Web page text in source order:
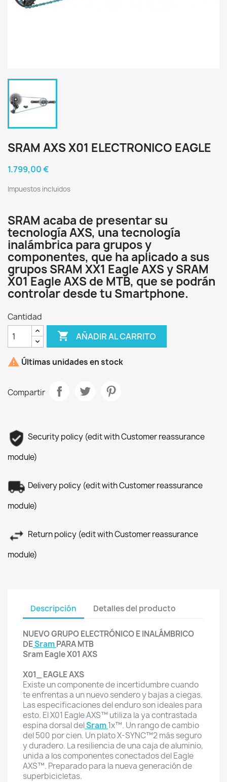
SRAM AXS X01 ELECTRONICO EAGLE
1.799,00 €
Impuestos incluidos
SRAM acaba de presentar su
tecnología AXS, una tecnología
inalámbrica para grupos y
componentes, que ha aplicado a sus
grupos SRAM XX1 Eagle AXS y SRAM
X01 Eagle AXS de MTB, que se podrán
controlar desde tu Smartphone.
Cantidad
 AÑADIR AL CARRITO
 Últimas unidades en stock
Compartir
Security policy (edit with Customer reassurance
module)
Delivery policy (edit with Customer reassurance
module)
Return policy (edit with Customer reassurance
module)
Descripción Detalles del producto
NUEVO GRUPO ELECTRÓNICO E INALÁMBRICO
DESramPARA MTB
Sram Eagle X01 AXS
X01_ EAGLE AXS
Existe un componente de incertidumbre cuando
te enfrentas a un nuevo sendero y bajas a ciegas.
Las especificaciones del enduro son ideales para
esto. El X01 Eagle AXS™ utiliza la ya contrastada
espina dorsal delSram1x™. Un rango de cambio
del 500 por cien. Un plato X-SYNC™2 más seguro
y duradero. La resiliencia de una caja de aluminio,
unida a los componentes conectados del Eagle
AXS™. Preparado para la nueva generación de
superbicicletas.